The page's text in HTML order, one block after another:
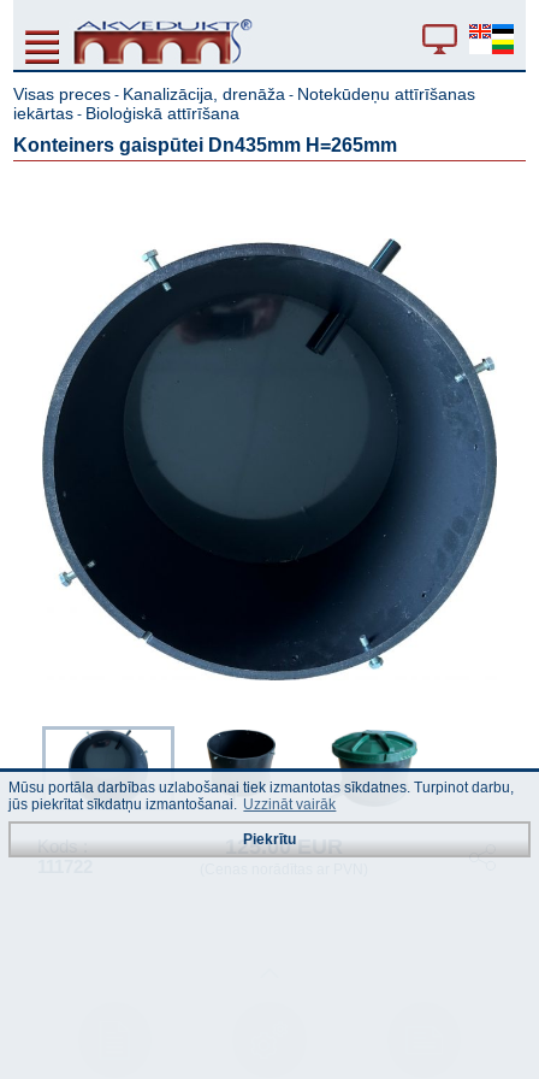
Visas preces - Kanalizācija, drenāža - Notekūdeņu attīrīšanas
iekārtas - Bioloģiskā attīrīšana
Konteiners gaispūtei Dn435mm H=265mm
Kods :
125.00 EUR
Mūsu portāla darbības uzlabošanai tiek izmantotas sīkdatnes. Turpinot darbu,
jūs piekrītat sīkdatņu izmantošanai. Uzzināt vairāk
Piekrītu